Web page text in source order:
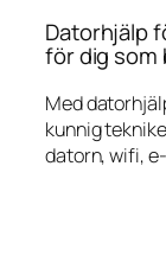
Datorhjälp
för dig som
Med
kunnig
datorn, wifi,